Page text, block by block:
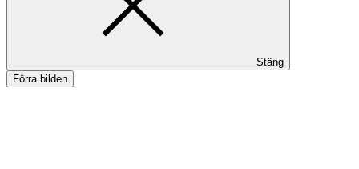
Mat och dryck
Evenemang
Stäng
Förra bilden